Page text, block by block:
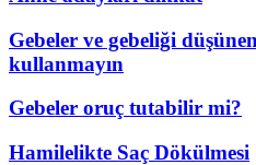
Gebeler ve gebeliği
kullanmayın
Gebeler oruç tutabilir mi?
Hamilelikte Saç Dökülmesi